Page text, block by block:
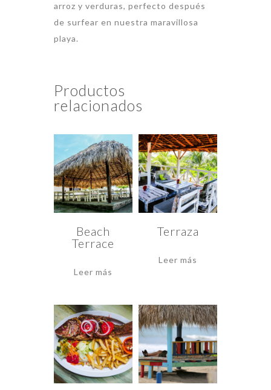
arroz y verduras, perfecto después
de surfear en nuestra maravillosa
playa.
Productos
relacionados
Beach
Terrace
Leer más
Terraza
Leer más